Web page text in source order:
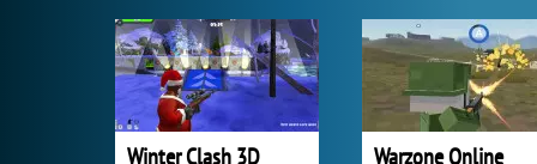
Winter Clash 3D Warzone Online